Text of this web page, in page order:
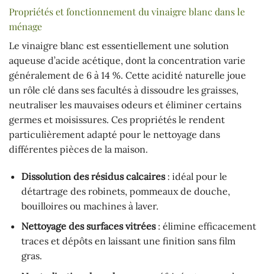
Propriétés et fonctionnement du vinaigre blanc dans le
ménage
Le vinaigre blanc est essentiellement une solution
aqueuse d’acide acétique, dont la concentration varie
généralement de 6 à 14 %. Cette acidité naturelle joue
un rôle clé dans ses facultés à dissoudre les graisses,
neutraliser les mauvaises odeurs et éliminer certains
germes et moisissures. Ces propriétés le rendent
particulièrement adapté pour le nettoyage dans
différentes pièces de la maison.
Dissolution des résidus calcaires: idéal pour le
détartrage des robinets, pommeaux de douche,
bouilloires ou machines à laver.
Nettoyage des surfaces vitrées: élimine efficacement
traces et dépôts en laissant une finition sans film
gras.